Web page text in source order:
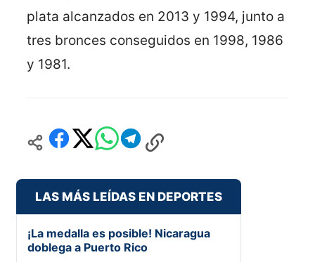
plata alcanzados en 2013 y 1994, junto a
tres bronces conseguidos en 1998, 1986
y 1981.
LAS MÁS LEÍDAS EN DEPORTES
¡La medalla es posible! Nicaragua
doblega a Puerto Rico